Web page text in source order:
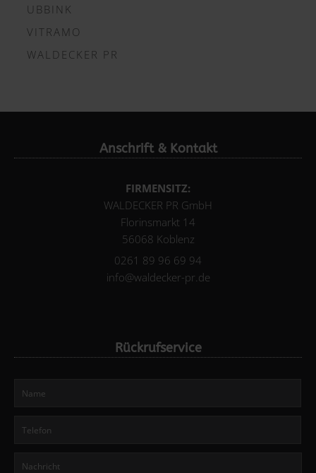
UBBINK
VITRAMO
WALDECKER PR
Anschrift & Kontakt
FIRMENSITZ:
WALDECKER PR GmbH
Florinsmarkt 14
56068 Koblenz
0261 89 96 69 94
info@waldecker-pr.de
Rückrufservice